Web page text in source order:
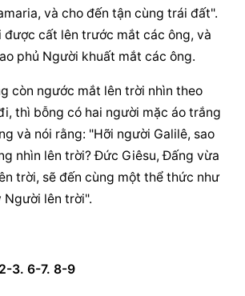
và cho đến tận cùng trái đất".
được cất lên trước mắt các ông, và
phủ Người khuất mắt các ông.
còn ngước mắt lên trời nhìn theo
thì bỗng có hai người mặc áo trắng
và nói rằng: "Hỡi người Galilê, sao
nhìn lên trời? Ðức Giêsu, Ðấng vừa
trời, sẽ đến cùng một thể thức như
lên trời".
3. 6-7. 8-9